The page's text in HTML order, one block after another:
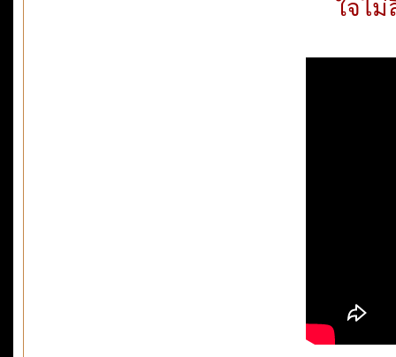
ใจไ